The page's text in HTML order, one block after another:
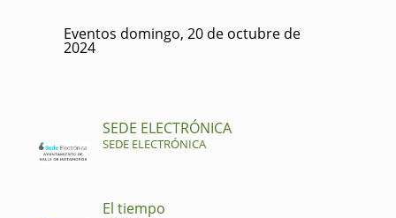
Eventos domingo, 20 de octubre de
2024
SEDE ELECTRÓNICA
SEDE ELECTRÓNICA
El tiempo